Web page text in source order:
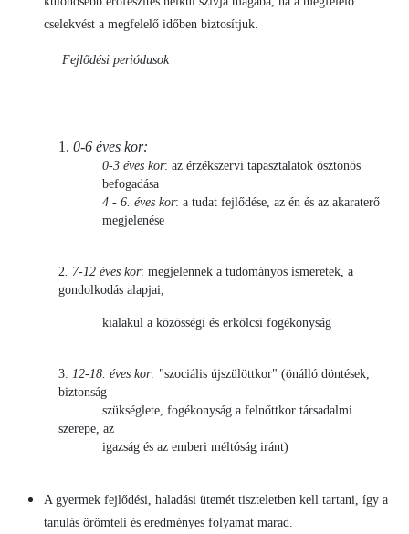
cselekvést a megfelelő időben biztosítjuk.
Fejlődési periódusok
1. 0-6 éves kor:
0-3 éves kor: az érzékszervi tapasztalatok ösztönös
befogadása
4 - 6. éves kor: a tudat fejlődése, az én és az akaraterő
megjelenése
2 . 7-12 éves kor: megjelennek a tudományos ismeretek, a
gondolkodás alapjai,
kialakul a közösségi és erkölcsi fogékonyság
3. 12-18. éves kor: "szociális újszülöttkor" (önálló döntések,
biztonság
szükséglete, fogékonyság a felnőttkor társadalmi
szerepe, az
igazság és az emberi méltóság iránt)
A gyermek fejlődési, haladási ütemét tiszteletben kell tartani, így a
tanulás örömteli és eredményes folyamat marad.